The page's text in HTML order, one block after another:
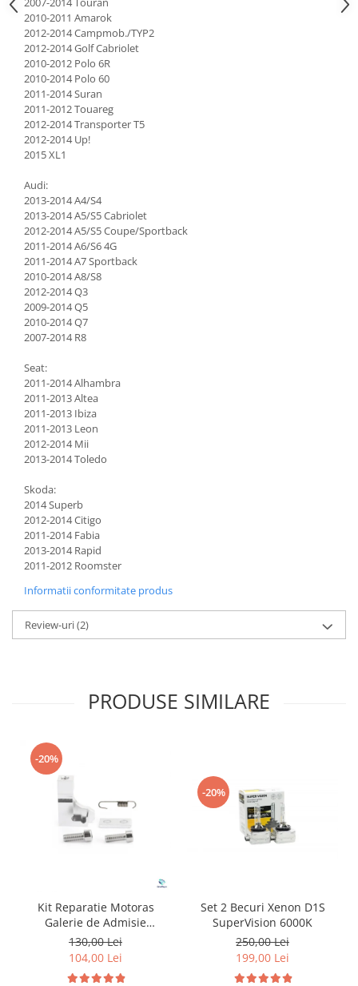
2010-2011 Amarok
2012-2014 Campmob./TYP2
2012-2014 Golf Cabriolet
2010-2012 Polo 6R
2010-2014 Polo 60
2011-2014 Suran
2011-2012 Touareg
2012-2014 Transporter T5
2012-2014 Up!
2015 XL1
Audi:
2013-2014 A4/S4
2013-2014 A5/S5 Cabriolet
2012-2014 A5/S5 Coupe/Sportback
2011-2014 A6/S6 4G
2011-2014 A7 Sportback
2010-2014 A8/S8
2012-2014 Q3
2009-2014 Q5
2010-2014 Q7
2007-2014 R8
Seat:
2011-2014 Alhambra
2011-2013 Altea
2011-2013 Ibiza
2011-2013 Leon
2012-2014 Mii
2013-2014 Toledo
Skoda:
2014 Superb
2012-2014 Citigo
2011-2014 Fabia
2013-2014 Rapid
2011-2012 Roomster
Informatii conformitate produs
Review-uri(2)
PRODUSE SIMILARE
-20%
Kit Reparatie Motoras
Galerie de Admisie
Aluminiu pentru
Volkswagen Skoda Seat
Audi P2015
130,00 Lei
104,00 Lei
-20%
Set 2 Becuri Xenon D1S
SuperVision 6000K
250,00 Lei
199,00 Lei